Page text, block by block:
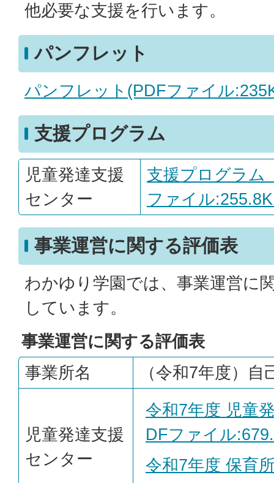
他必要な支援を行います。
パンフレット
パンフレット(PDFファイル
支援プログラム
児童発達支援
センター
支援プログラム
ファイル
事業運営に関する評価表
わかゆり学園では、事業運営に
しています。
事業運営に関する評価表
事業所名
（令和7年度）
児童発達支援
センター
令和7年度 児童
DFファイル
令和7年度 保育